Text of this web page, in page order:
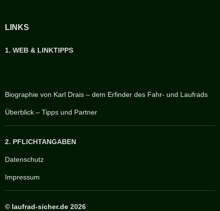
LINKS
1. WEB & LINKTIPPS
Biographie von Karl Drais – dem Erfinder des Fahr- und Laufrads
Überblick – Tipps und Partner
2. PFLICHTANGABEN
Datenschutz
Impressum
© laufrad-sicher.de 2026